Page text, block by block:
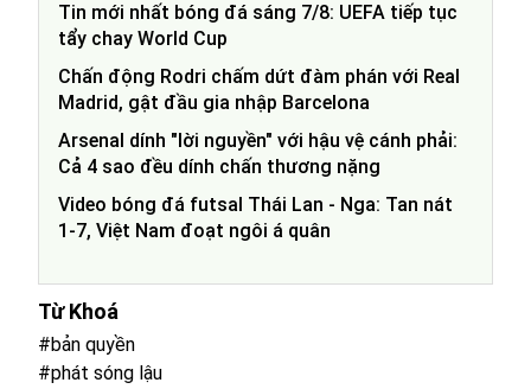
Tin mới nhất bóng đá sáng 7/8: UEFA tiếp tục
tẩy chay World Cup
Chấn động Rodri chấm dứt đàm phán với Real
Madrid, gật đầu gia nhập Barcelona
Arsenal dính "lời nguyền" với hậu vệ cánh phải:
Cả 4 sao đều dính chấn thương nặng
Video bóng đá futsal Thái Lan - Nga: Tan nát
1-7, Việt Nam đoạt ngôi á quân
Từ Khoá
#bản quyền
#phát sóng lậu